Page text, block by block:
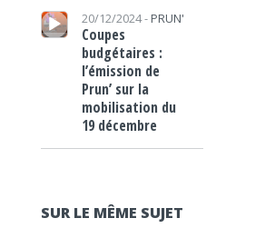
Lecteur audio
20/12/2024 - PRUN'
Coupes
budgétaires :
l’émission de
Prun’ sur la
mobilisation du
19 décembre
SUR LE MÊME SUJET